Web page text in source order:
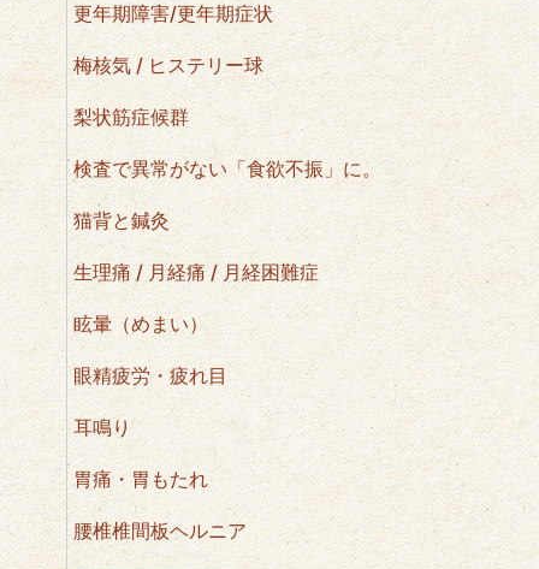
更年期障害/更年期症状
梅核気 / ヒステリー球
梨状筋症候群
検査で異常がない「食欲不振」に。
猫背と鍼灸
生理痛 / 月経痛 / 月経困難症
眩暈（めまい）
眼精疲労・疲れ目
耳鳴り
胃痛・胃もたれ
腰椎椎間板ヘルニア